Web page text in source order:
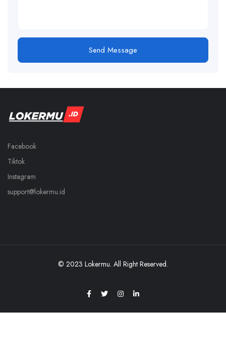
Send Message
Facebook
Tiktok
Instagram
support@lokermu.id
© 2023 Lokermu. All Right Reserved.